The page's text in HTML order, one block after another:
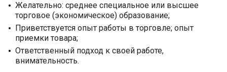
Желательно: среднее специальное или высшее
торговое (экономическое) образование;
Приветствуется опыт работы в торговле; опыт
приемки товара;
Ответственный подход к своей работе,
внимательность.